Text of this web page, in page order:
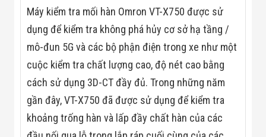
Nghệ Cao
Ống Nhòm
Chuyên Dụng
Đo Lực - Sức
Căng - Sức
Nén
Máy Kiểm Tra
Khuyết Tật
Máy Kiểm Tra
Vết Nứt Sản
Phẩm
Máy Kiểm Tra
Máy kiểm tra mối hàn Omron VT-X750 được sử
dụng để kiểm tra không phá hủy cơ sở hạ tầng /
mô-đun 5G và các bộ phận điện trong xe như một
cuộc kiểm tra chất lượng cao, độ nét cao bằng
cách sử dụng 3D-CT đầy đủ. Trong những năm
gần đây, VT-X750 đã được sử dụng để kiểm tra
khoảng trống hàn và lấp đầy chất hàn của các